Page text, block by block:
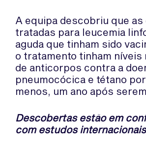
A equipa descobriu que
tratadas para leucemia
aguda que tinham sido
o tratamento tinham níveis
de anticorpos contra a
pneumocócica e tétano
menos, um ano após
Descobertas estão em
com estudos internacionais